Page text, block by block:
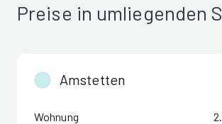
Preise in umliegenden
Amstetten
Wohnung